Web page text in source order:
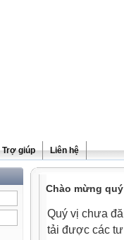
Trợ giúp Liên hệ
Chào mừng
Quý vị chưa
tải được các